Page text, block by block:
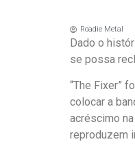
Roadie Metal
Dado o
se possa
“The Fixer”
colocar a
acréscimo
reproduzem